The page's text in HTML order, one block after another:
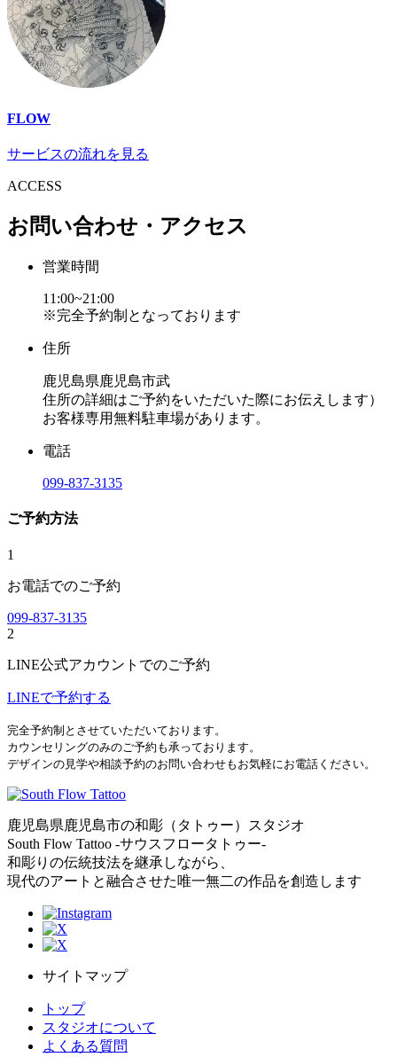
FLOW
サービスの流れを見る
ACCESS
お問い合わせ・アクセス
営業時間
11:00~21:00
※完全予約制となっております
住所
鹿児島県鹿児島市武
住所の詳細はご予約をいただいた際にお伝えします）
お客様専用無料駐車場があります。
電話
099-837-3135
ご予約方法
1
お電話でのご予約
099-837-3135
2
LINE公式アカウントでのご予約
LINEで予約する
完全予約制とさせていただいております。
カウンセリングのみのご予約も承っております。
デザインの見学や相談予約のお問い合わせもお気軽にお電話ください。
鹿児島県鹿児島市の和彫（タトゥー）スタジオ
South Flow Tattoo -サウスフロータトゥー-
和彫りの伝統技法を継承しながら、
現代のアートと融合させた唯一無二の作品を創造します
サイトマップ
トップ
スタジオについて
よくある質問